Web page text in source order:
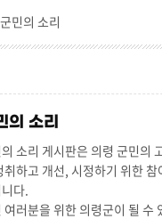
군민의 소리
의 소리
소리 게시판은 의령 군민의
취하고 개선, 시정하기 위한 참
다.
여러분을 위한 의령군이 될 수